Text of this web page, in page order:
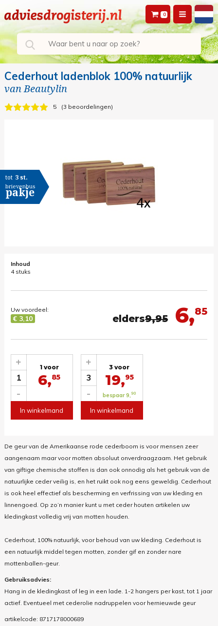
0
Cederhout ladenblok 100% natuurlijk
vanBeautylin
5 3 beoordelingen
tot 3 st.
brievenbus
pakje
Inhoud
4 stuks
6,85
elders9,95
Uw voordeel:
€ 3,10
1
-
+ 1 voor
6,85
In winkelmand
3
-
+ 3 voor
19,95
bespaar 9, 90
In winkelmand
De geur van de Amerikaanse rode cederboom is voor mensen zeer
aangenaam maar voor motten absoluut onverdraagzaam. Het gebruik
van giftige chemische stoffen is dan ook onnodig als het gebruik van de
natuurlijke ceder veilig is, en het ruikt ook nog eens geweldig. Cederhout
is ook heel effectief als bescherming en verfrissing van uw kleding en
linnengoed. Op zo’n manier kunt u met ceder houten artikelen uw
kledingkast volledig vrij van motten houden.
Cederhout, 100% natuurlijk, voor behoud van uw kleding. Cederhout is
een natuurlijk middel tegen motten, zonder gif en zonder nare
mottenballen-geur.
Gebruiksadvies:
Hang in de kledingkast of leg in een lade. 1-2 hangers per kast, tot 1 jaar
actief. Eventueel met cederolie nadruppelen voor hernieuwde geur
artikelcode: 8717178000689